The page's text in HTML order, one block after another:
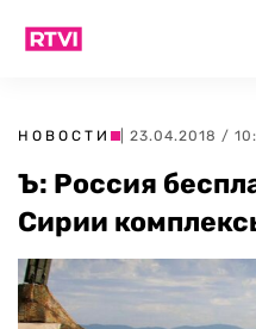
НОВОСТИ | 23.04.2018 /
Ъ: Россия
Сирии